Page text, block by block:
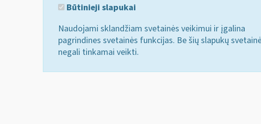
Būtinieji slapukai
Naudojami sklandžiam svetainės veikimui ir įgalina
pagrindines svetainės funkcijas. Be šių slapukų
negali tinkamai veikti.